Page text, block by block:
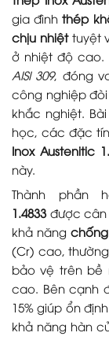
gia đìnhthép
chịu nhiệttuyệt
ở nhiệt độ cao.
AISI 309, đóng
công nghiệp
khắc nghiệt.
học, các đặc
Inox Austenitic
này.
Thành phần
1.4833được cân
khả năng
(Cr) cao,
bảo vệ trên bề
cao. Bên cạnh
15% giúp ổn
khả năng hàn